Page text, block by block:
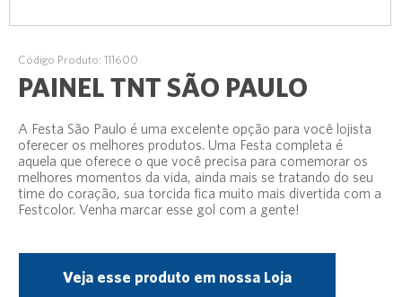
Código Produto: 111600
PAINEL TNT SÃO PAULO
A Festa São Paulo é uma excelente opção para você lojista
oferecer os melhores produtos. Uma Festa completa é
aquela que oferece o que você precisa para comemorar os
melhores momentos da vida, ainda mais se tratando do seu
time do coração, sua torcida fica muito mais divertida com a
Festcolor. Venha marcar esse gol com a gente!
Veja esse produto em nossa Loja